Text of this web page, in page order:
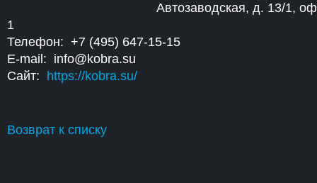
Автозаводская, д. 13/1,
1
Телефон: +7 (495) 647-15-15
E-mail: info@kobra.su
Сайт: https://kobra.su/
Возврат к списку